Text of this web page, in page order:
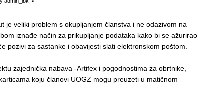
je veliki problem s okupljanjem članstva i ne odazivom na
iznađe način za prikupljanje podataka kako bi se ažurirao
pozivi za sastanke i obavijesti slati elektronskom poštom.
zajednička nabava -Artifex i pogodnostima za obrtnike,
koju članovi UOGZ mogu preuzeti u matičnom